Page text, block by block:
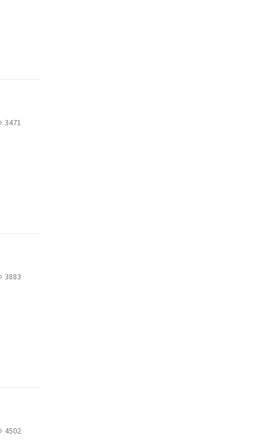
3471
3883
4502